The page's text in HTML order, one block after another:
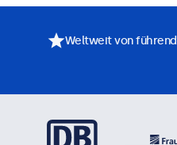
Weltweit von